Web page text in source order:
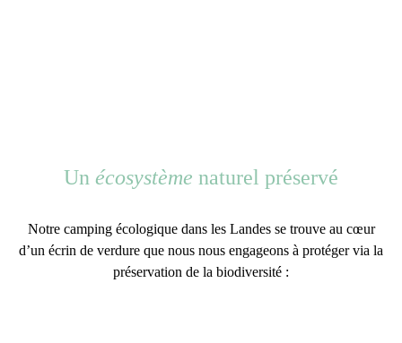
Un écosystème naturel préservé
Notre camping écologique dans les Landes se trouve au cœur
d’un écrin de verdure que nous nous engageons à protéger via la
préservation de la biodiversité :